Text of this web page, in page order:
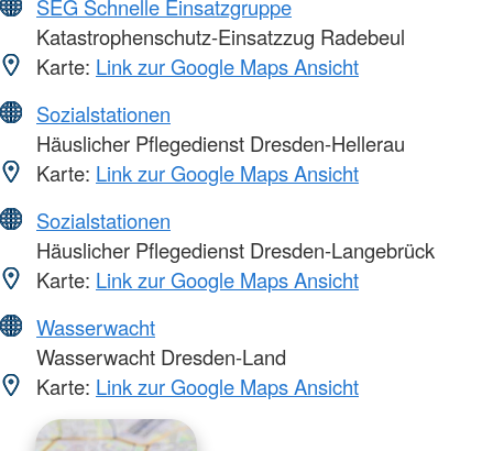
SEG Schnelle Einsatzgruppe
Katastrophenschutz-Einsatzzug Radebeul
Karte: Link zur Google Maps Ansicht
Sozialstationen
Häuslicher Pflegedienst Dresden-Hellerau
Karte: Link zur Google Maps Ansicht
Sozialstationen
Häuslicher Pflegedienst Dresden-Langebrück
Karte: Link zur Google Maps Ansicht
Wasserwacht
Wasserwacht Dresden-Land
Karte: Link zur Google Maps Ansicht